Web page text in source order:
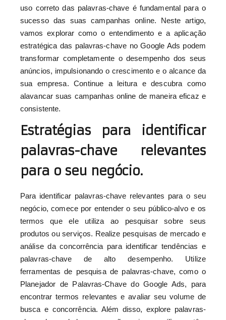
uso correto das palavras-chave é fundamental para o
sucesso das suas campanhas online. Neste artigo,
vamos explorar como o entendimento e a aplicação
estratégica das palavras-chave no Google Ads podem
transformar completamente o desempenho dos seus
anúncios, impulsionando o crescimento e o alcance da
sua empresa. Continue a leitura e descubra como
alavancar suas campanhas online de maneira eficaz e
consistente.
Estratégias para identificar
palavras-chave relevantes
para o seu negócio.
Para identificar palavras-chave relevantes para o seu
negócio, comece por entender o seu público-alvo e os
termos que ele utiliza ao pesquisar sobre seus
produtos ou serviços. Realize pesquisas de mercado e
análise da concorrência para identificar tendências e
palavras-chave de alto desempenho. Utilize
ferramentas de pesquisa de palavras-chave, como o
Planejador de Palavras-Chave do Google Ads, para
encontrar termos relevantes e avaliar seu volume de
busca e concorrência. Além disso, explore palavras-